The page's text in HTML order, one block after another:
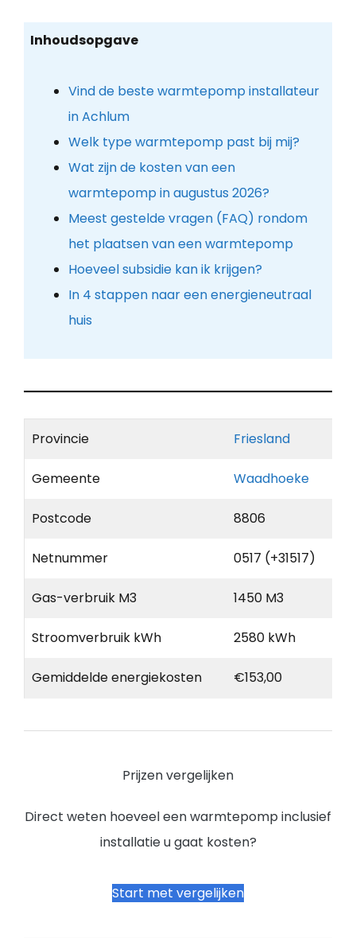
Inhoudsopgave
Vind de beste warmtepomp installateur
in Achlum
Welk type warmtepomp past bij mij?
Wat zijn de kosten van een
warmtepomp in augustus 2026?
Meest gestelde vragen (FAQ) rondom
het plaatsen van een warmtepomp
Hoeveel subsidie kan ik krijgen?
In 4 stappen naar een energieneutraal
huis
Provincie Friesland
Gemeente Waadhoeke
Postcode 8806
Netnummer 0517 (+31517)
Gas-verbruik M3 1450 M3
Stroomverbruik kWh 2580 kWh
Gemiddelde energiekosten €153,00
Prijzen vergelijken
Direct weten hoeveel een warmtepomp inclusief
installatie u gaat kosten?
Start met vergelijken